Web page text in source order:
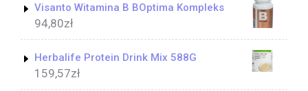
Visanto Witamina B BOptima Kompleks
94,80zł
Herbalife Protein Drink Mix 588G
159,57zł